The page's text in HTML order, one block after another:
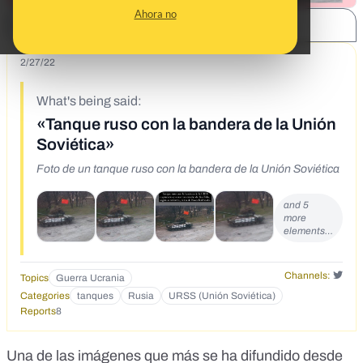
Ahora no
2/27/22
What's being said:
«Tanque ruso con la bandera de la Unión
Soviética»
Foto de un tanque ruso con la bandera de la Unión Soviética
and 5
more
elements…
Topics Guerra Ucrania
Channels:
Categories
tanques Rusia
URSS (Unión Soviética)
Reports8
Una de las imágenes que más se ha difundido desde